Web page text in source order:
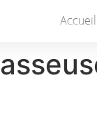
Accueil